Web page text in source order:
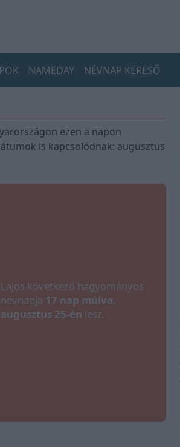
NAMEDAY NÉVNAP KERESŐ
ezen a napon
is kapcsolódnak: augusztus
Lajos következő hagyományos
névnapja 17 nap múlva,
augusztus 25-én lesz.